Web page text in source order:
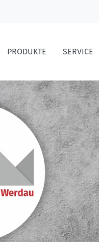
PRODUKTE SERVICE